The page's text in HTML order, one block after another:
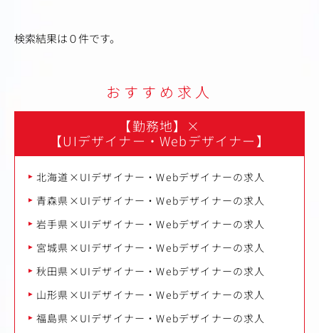
検索結果は０件です。
おすすめ求人
【勤務地】
×
【UIデザイナー・Webデザイナー】
北海道×UIデザイナー・Webデザイナーの求人
青森県×UIデザイナー・Webデザイナーの求人
岩手県×UIデザイナー・Webデザイナーの求人
宮城県×UIデザイナー・Webデザイナーの求人
秋田県×UIデザイナー・Webデザイナーの求人
山形県×UIデザイナー・Webデザイナーの求人
福島県×UIデザイナー・Webデザイナーの求人